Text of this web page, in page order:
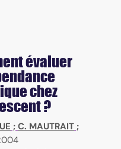
évaluer
chez
?
; C. MAUTRAIT ;